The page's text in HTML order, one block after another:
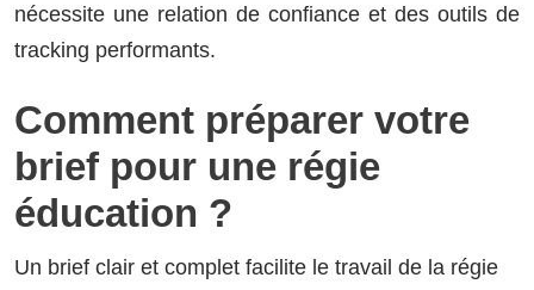
nécessite une relation de confiance et des outils de
tracking performants.
Comment préparer votre
brief pour une régie
éducation ?
Un brief clair et complet facilite le travail de la régie